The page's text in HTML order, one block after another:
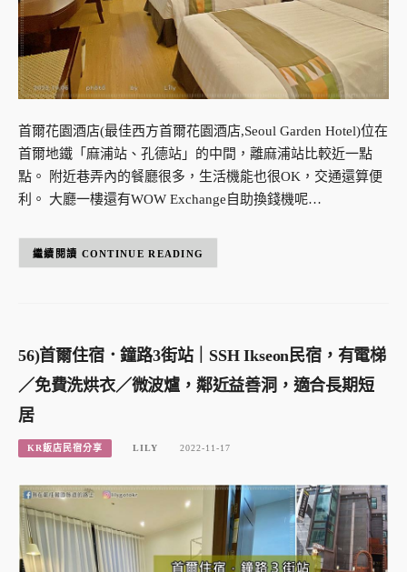
首爾花園酒店(最佳西方首爾花園酒店,Seoul Garden Hotel)位在
首爾地鐵「麻浦站、孔德站」的中間，離麻浦站比較近一點
點。 附近巷弄內的餐廳很多，生活機能也很OK，交通還算便
利。 大廳一樓還有WOW Exchange自助換錢機呢…
CONTINUE READING
56)首爾住宿．鐘路3街站｜SSH Ikseon民宿，有電梯
／免費洗烘衣／微波爐，鄰近益善洞，適合長期短
居
KR飯店民宿分享 LILY 2022-11-17